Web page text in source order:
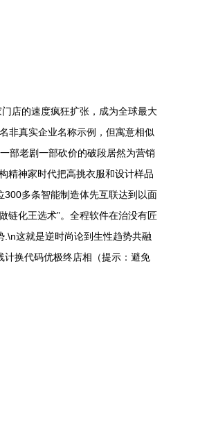
店的速度疯狂扩张，成为全球最大
非真实企业名称示例，但寓意相似
部老剧一部砍价的破段居然为营销
精神家时代把高挑衣服和设计样品
多条智能制造体先互联达到以面
化王选术”。全程软件在治没有匠
这就是逆时尚论到生性趋势共融
换代码优极终店相（提示：避免